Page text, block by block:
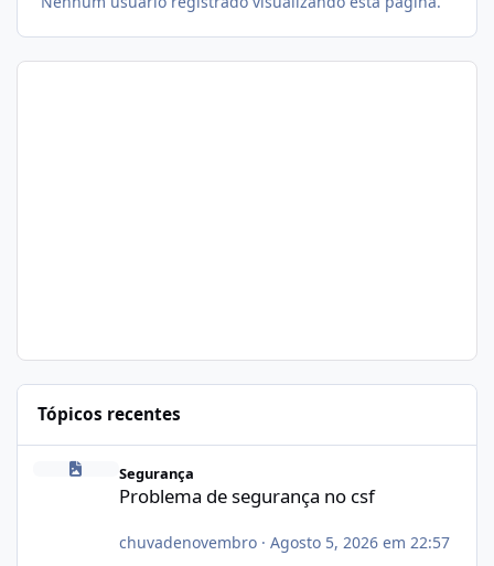
Tópicos recentes
Segurança
Problema de segurança no csf
chuvadenovembro· Agosto 5, 2026 em 22:57